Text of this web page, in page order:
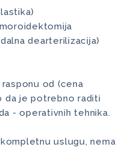
dearterilizacija)
od (cena
da je potrebno raditi
- operativnih tehnika.
uslugu, nema